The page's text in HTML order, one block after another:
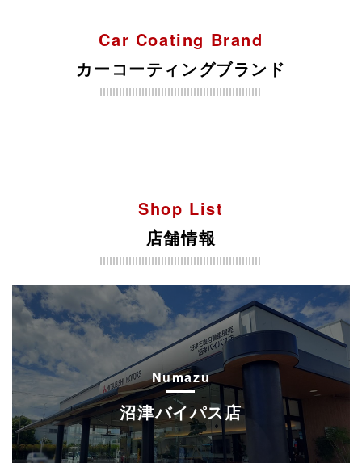
Car Coating Brand
カーコーティングブランド
Shop List
店舗情報
Numazu
沼津バイパス店